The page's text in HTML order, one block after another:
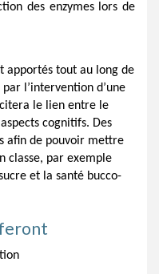
des enzymes lors de
apportés tout au long de
l’intervention d’une
le lien entre le
cognitifs. Des
afin de pouvoir mettre
classe, par exemple
et la santé bucco-